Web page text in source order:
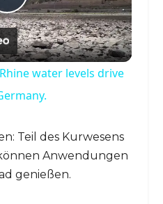
P
l
a
y
V
water levels drive
Teil des Kurwesens
Anwendungen
genießen.